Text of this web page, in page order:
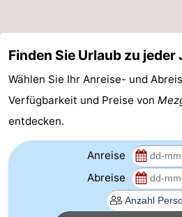
Reitschulen
-
Golfplatze
-
Sportangeln
Mondriaan
Toorop
Veranstaltungen
Finden Sie Urlaub zu
Wählen Sie Ihr Anreise- und
Verfügbarkeit und Preise von
entdecken.
Anreise
Abreise